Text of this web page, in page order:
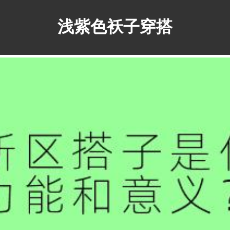
浅紫色袄子穿搭